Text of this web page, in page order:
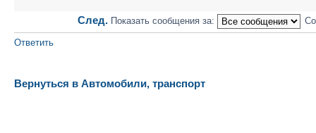
След. Показать сообщения за:
Ответить
Вернуться в Автомобили, транспорт